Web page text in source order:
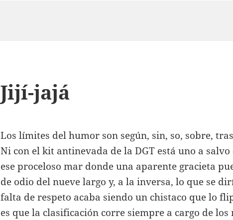
Jijí-jajá
Los límites del humor son según, sin, so, sobre,
Ni con el kit antinevada de la DGT está uno a
ese proceloso mar donde una aparente gracieta
de odio del nueve largo y, a la inversa, lo que se
falta de respeto acaba siendo un chistaco que lo
es que la clasificación corre siempre a cargo de